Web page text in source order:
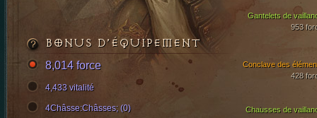
Gantelets de
953
Chausses de
Conclave des
428
BONUS D’ÉQUIPEMENT
8,014 force
4,433 vitalité
4Châsse:Châsses; (0)